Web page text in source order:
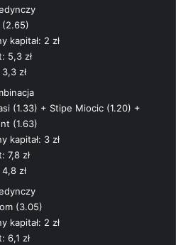
(2.65)
kapitał: 2 zł
5,3 zł
zł
(1.33) + Stipe Miocic (1.20) +
(1.63)
kapitał: 3 zł
7,8 zł
zł
(3.05)
kapitał: 2 zł
6,1 zł